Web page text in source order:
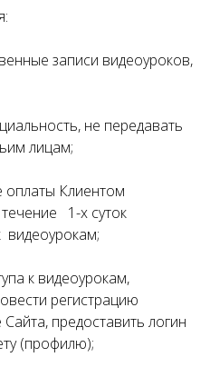
записи видеоуроков,
не передавать
лицам;
оплаты Клиентом
1-х суток
видеоурокам;
к видеоурокам,
регистрацию
предоставить логин
(профилю);